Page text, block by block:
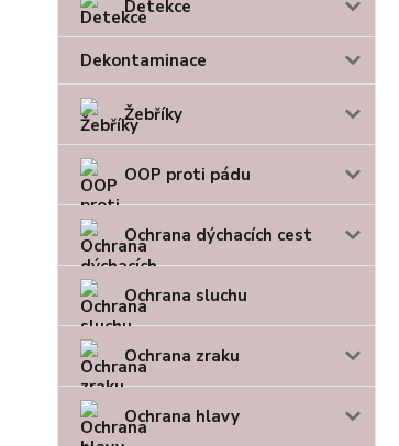
Detekce
Dekontaminace
Žebříky
OOP proti pádu
Ochrana dýchacích cest
Ochrana sluchu
Ochrana zraku
Ochrana hlavy